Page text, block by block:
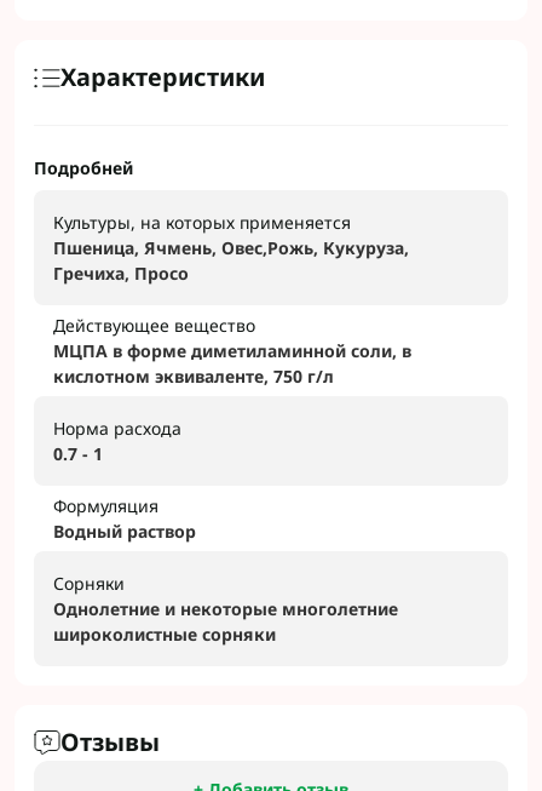
Характеристики
Подробней
Культуры, на которых применяется
Пшеница, Ячмень, Овес,Рожь, Кукуруза,
Гречиха, Просо
Действующее вещество
МЦПА в форме диметиламинной соли, в
кислотном эквиваленте, 750 г/л
Норма расхода
0.7 - 1
Формуляция
Водный раствор
Сорняки
Однолетние и некоторые многолетние
широколистные сорняки
Отзывы